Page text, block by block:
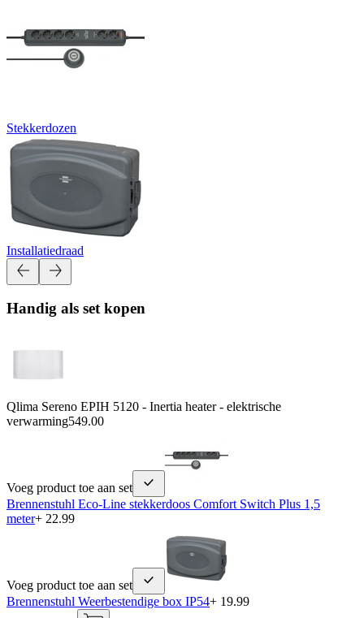
Stekkerdozen
Installatiedraad
Handig als set kopen
Qlima Sereno EPIH 5120 - Inertia heater - elektrische
verwarming549.00
Voeg product toe aan set
Brennenstuhl Eco-Line stekkerdoos Comfort Switch Plus 1,5
meter+ 22.99
Voeg product toe aan set
Brennenstuhl Weerbestendige box IP54+ 19.99